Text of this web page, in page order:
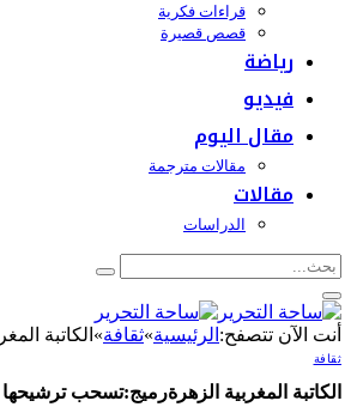
قراءات فكرية
قصص قصيرة
رياضة
فيديو
مقال اليوم
مقالات مترجمة
مقالات
الدراسات
أنت الآن تتصفح: الرئيسية»ثقافة» الكاتبة
ثقافة
الكاتبة المغربية الزهرةرميج:تسحب